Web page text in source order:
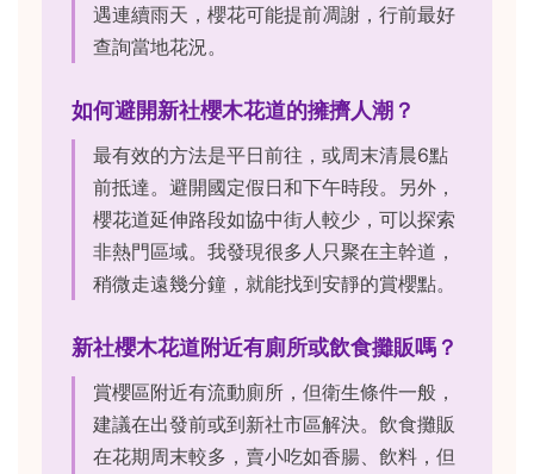
遇連續雨天，櫻花可能提前凋謝，行前最好
查詢當地花況。
如何避開新社櫻木花道的擁擠人潮？
最有效的方法是平日前往，或周末清晨6點
前抵達。避開國定假日和下午時段。另外，
櫻花道延伸路段如協中街人較少，可以探索
非熱門區域。我發現很多人只聚在主幹道，
稍微走遠幾分鐘，就能找到安靜的賞櫻點。
新社櫻木花道附近有廁所或飲食攤販嗎？
賞櫻區附近有流動廁所，但衛生條件一般，
建議在出發前或到新社市區解決。飲食攤販
在花期周末較多，賣小吃如香腸、飲料，但